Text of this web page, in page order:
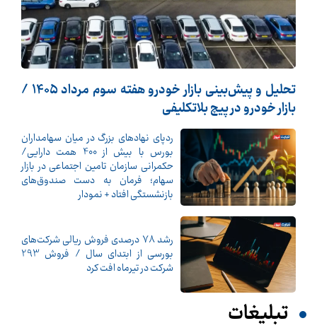
تحلیل و پیش‌بینی بازار خودرو هفته سوم مرداد 1405 /
بازار خودرو در پیچ بلاتکلیفی
ردپای نهادهای بزرگ در میان سهامداران
بورس با بیش از 400 همت دارایی/
حکمرانی سازمان تامین اجتماعی در بازار
سهام؛ فرمان به دست صندوق‌های
بازنشستگی افتاد + نمودار
رشد 78 درصدی فروش ریالی شرکت‌های
بورسی از ابتدای سال / فروش 293
شرکت در تیرماه افت کرد
تبلیغات